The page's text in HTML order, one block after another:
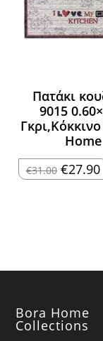
Πατάκι
9015
Home
€31.00 Original
price
€27.90
Bora Home
Collections